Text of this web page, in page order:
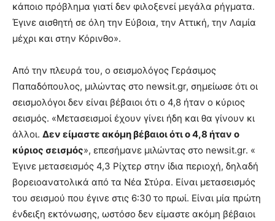
κάποιο πρόβλημα γιατί δεν φιλοξενεί μεγάλα ρήγματα.
Έγινε αισθητή σε όλη την Εύβοια, την Αττική, την Λαμία
μέχρι και στην Κόρινθο».
Από την πλευρά του, ο σεισμολόγος Γεράσιμος
Παπαδόπουλος, μιλώντας στο newsit.gr, σημείωσε ότι οι
σεισμολόγοι δεν είναι βέβαιοι ότι ο 4,8 ήταν ο κύριος
σεισμός. «Μετασεισμοί έχουν γίνει ήδη και θα γίνουν κι
άλλοι. Δεν είμαστε ακόμη βέβαιοι ότι ο 4,8 ήταν ο
κύριος σεισμός», επεσήμανε μιλώντας στο newsit.gr. «
Έγινε μετασεισμός 4,3 Ρίχτερ στην ίδια περιοχή, δηλαδή
βορειοανατολικά από τα Νέα Στύρα. Είναι μετασεισμός
του σεισμού που έγινε στις 6:30 το πρωί. Είναι μία πρώτη
ένδειξη εκτόνωσης, ωστόσο δεν είμαστε ακόμη βέβαιοι